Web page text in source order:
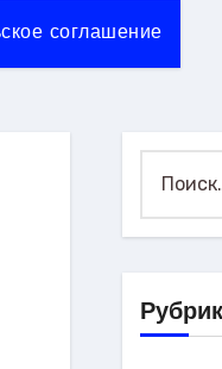
соглашение